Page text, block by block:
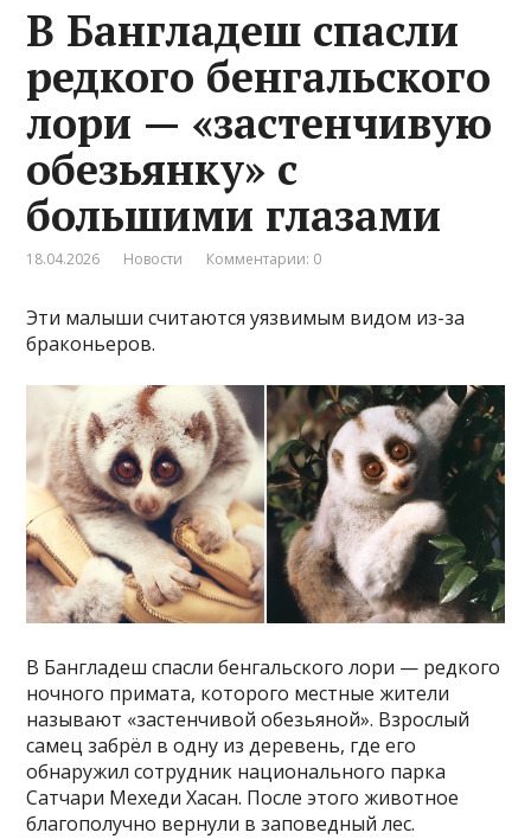
В Бангладеш спасли
редкого бенгальского
лори — «застенчивую
обезьянку» с
большими глазами
18.04.2026 Новости Комментарии: 0
Эти малыши считаются уязвимым видом из-за
браконьеров.
В Бангладеш спасли бенгальского лори — редкого
ночного примата, которого местные жители
называют «застенчивой обезьяной». Взрослый
самец забрёл в одну из деревень, где его
обнаружил сотрудник национального парка
Сатчари Мехеди Хасан. После этого животное
благополучно вернули в заповедный лес.